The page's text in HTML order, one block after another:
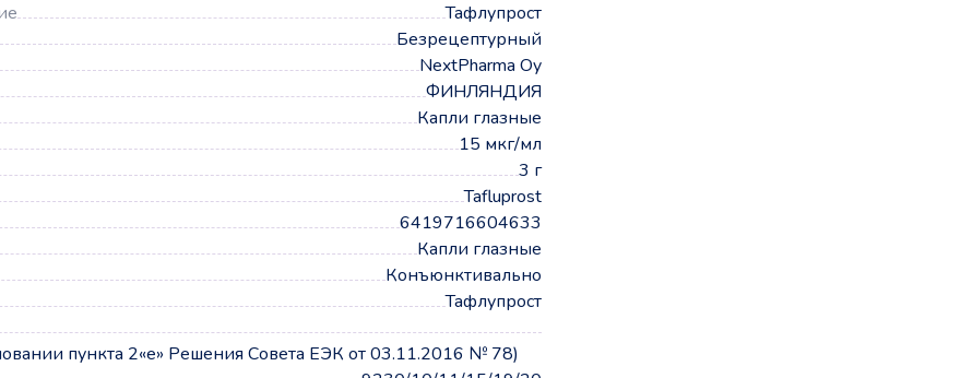
Тафлупрост
Безрецептурный
NextPharma Oy
ФИНЛЯНДИЯ
Капли глазные
15 мкг/мл
3 г
Tafluprost
6419716604633
Капли глазные
Конъюнктивально
Тафлупрост
пункта 2«е» Решения Совета ЕЭК от 03.11.2016 № 78)